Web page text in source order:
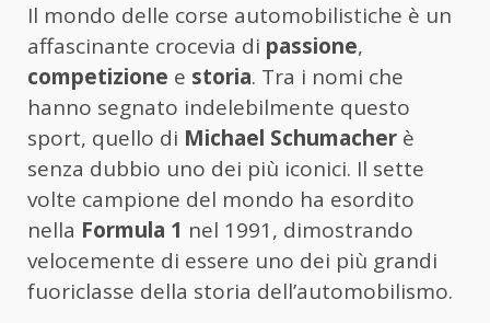
Il mondo delle corse automobilistiche è un
affascinante crocevia di passione,
competizione e storia. Tra i nomi che
hanno segnato indelebilmente questo
sport, quello di Michael Schumacher è
senza dubbio uno dei più iconici. Il sette
volte campione del mondo ha esordito
nella Formula 1 nel 1991, dimostrando
velocemente di essere uno dei più grandi
fuoriclasse della storia dell’automobilismo.